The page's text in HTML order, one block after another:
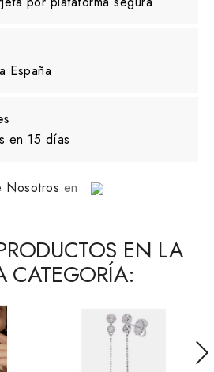
España
en 15 días
Nosotros en
EN LA
CATEGORÍA: